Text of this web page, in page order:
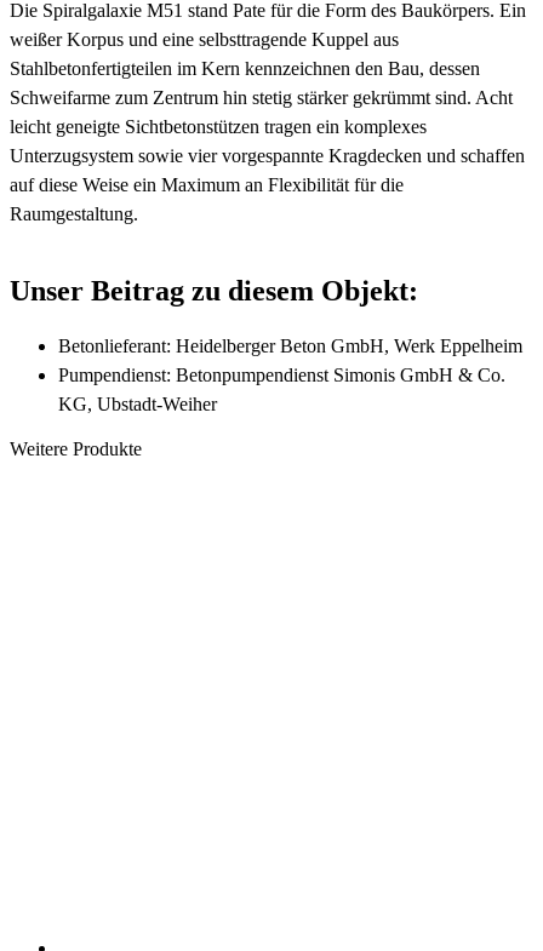
Die Spiralgalaxie M51 stand Pate für die Form des Baukörpers. Ein
weißer Korpus und eine selbsttragende Kuppel aus
Stahlbetonfertigteilen im Kern kennzeichnen den Bau, dessen
Schweifarme zum Zentrum hin stetig stärker gekrümmt sind. Acht
leicht geneigte Sichtbetonstützen tragen ein komplexes
Unterzugsystem sowie vier vorgespannte Kragdecken und schaffen
auf diese Weise ein Maximum an Flexibilität für die
Raumgestaltung.
Unser Beitrag zu diesem Objekt:
Betonlieferant: Heidelberger Beton GmbH, Werk Eppelheim
Pumpendienst: Betonpumpendienst Simonis GmbH & Co.
KG, Ubstadt-Weiher
Weitere Produkte